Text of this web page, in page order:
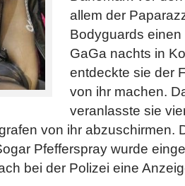
allem der
Bodyguards
GaGa nachts in
entdeckte sie der
von ihr machen.
veranlasste sie
von ihr abzuschirmen.
Pfefferspray wurde
bei der Polizei eine